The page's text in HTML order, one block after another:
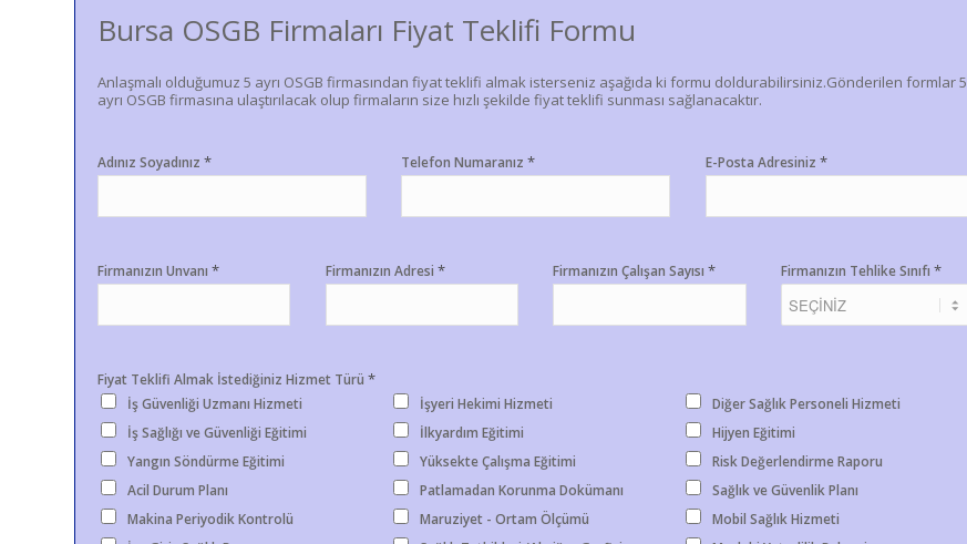
Bursa OSGB Firmaları Fiyat Teklifi Formu
Anlaşmalı olduğumuz 5 ayrı OSGB firmasından fiyat teklifi almak isterseniz aşağıda ki formu doldurabilirsiniz.Gönderilen formlar 5
ayrı OSGB firmasına ulaştırılacak olup firmaların size hızlı şekilde fiyat teklifi sunması sağlanacaktır.
Adınız Soyadınız * Telefon Numaranız* E-Posta Adresiniz *
Firmanızın Unvanı * Firmanızın Adresi * Firmanızın Çalışan Sayısı* Firmanızın Tehlike Sınıfı*
Fiyat Teklifi Almak İstediğiniz Hizmet Türü *
İş Güvenliği Uzmanı Hizmeti İşyeri Hekimi Hizmeti
Diğer Sağlık Personeli Hizmeti
İş Sağlığı ve Güvenliği Eğitimi
İlkyardım Eğitimi
Hijyen Eğitimi
Yangın Söndürme Eğitimi
Yüksekte Çalışma Eğitimi
Risk Değerlendirme Raporu
Acil Durum Planı
Patlamadan Korunma Dokümanı
Sağlık ve Güvenlik Planı
Makina Periyodik Kontrolü
Maruziyet - Ortam Ölçümü
Mobil Sağlık Hizmeti